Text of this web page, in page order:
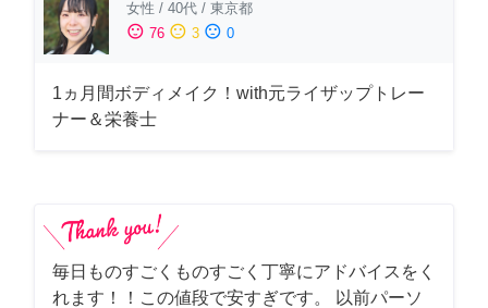
女性 / 40代 / 東京都
sentiment_satisfied 76 sentiment_neutral 3 sentiment_dissatisfied 0
1ヵ月間ボディメイク！with元ライザップトレー
ナー＆栄養士
毎日ものすごくものすごく丁寧にアドバイスをく
れます！！この値段で安すぎです。 以前パーソ